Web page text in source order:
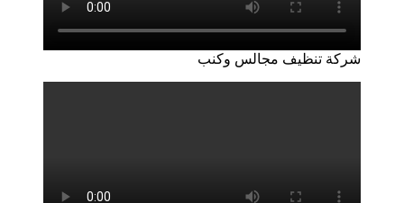
شركة تنظيف مجالس وكنب